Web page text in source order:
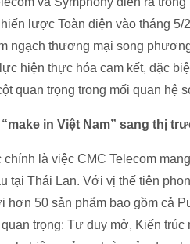
lược Toàn diện vào tháng 5/
ngạch thương mại song
hiện thực hóa cam kết, đặc
quan trọng trong mối quan hệ
in Việt Nam” sang thị
là việc CMC Telecom
tại Thái Lan. Với vị thế tiên
hơn 50 sản phẩm bao gồm cả
trọng: Tư duy mở, Kiến